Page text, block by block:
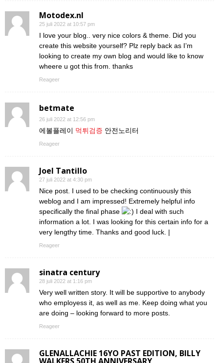
Motodex.nl
25 juli 2022 at 10:57 pm
I love your blog.. very nice colors & theme. Did you
create this website yourself? Plz reply back as I’m
looking to create my own blog and would like to know
wheere u got this from. thanks
Reageer
betmate
26 juli 2022 at 12:56 pm
에볼플레이 먹튀검증 안전노리터
Reageer
Joel Tantillo
27 juli 2022 at 4:30 pm
Nice post. I used to be checking continuously this
weblog and I am impressed! Extremely helpful info
specifically the final phase
I deal with such
information a lot. I was looking for this certain info for a
very lengthy time. Thanks and good luck. |
Reageer
sinatra century
28 juli 2022 at 1:16 pm
Very well written story. It will be supportive to anybody
who employess it, as well as me. Keep doing what you
are doing – looking forward to more posts.
Reageer
GLENALLACHIE 16YO PAST EDITION, BILLY